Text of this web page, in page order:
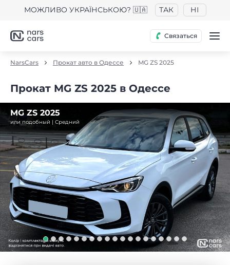
МОЖЛИВО УКРАЇНСЬКОЮ? 🇺🇦 ТАК НІ
Связаться
NarsCars Прокат авто в Одессе MG ZS 2025
Прокат MG ZS 2025 в Одессе
MG ZS 2025
или подобный | Средний